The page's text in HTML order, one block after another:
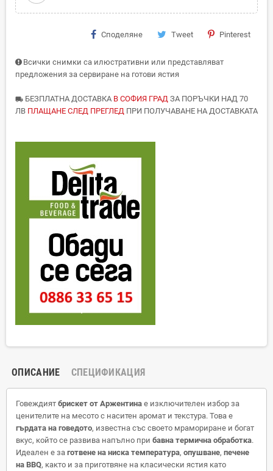
Споделяне Tweet Pinterest
Всички снимки са илюстративни или представляват
предложения за сервиране на готови ястия
local_shipping БЕЗПЛАТНА ДОСТАВКА В СОФИЯ ГРАД ЗА ПОРЪЧКИ НАД 70
ЛВ ПЛАЩАНЕ СЛЕД ПРЕГЛЕД ПРИ ПОЛУЧАВАНЕ НА ДОСТАВКАТА
ОПИСАНИЕ СПЕЦИФИКАЦИЯ
Говеждият брискет от Аржентина е изключителен избор за
ценителите на месото с наситен аромат и текстура. Това е
гърдата на говедото, известна със своето мрамориране и богат
вкус, който се развива напълно при бавна термична обработка.
Идеален е за готвене на ниска температура, опушване, печене
на BBQ, както и за приготвяне на класически ястия като